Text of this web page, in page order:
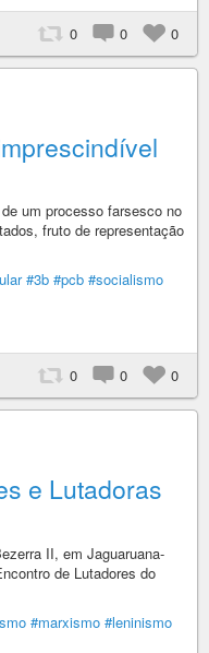
0 0 0
um processo farsesco no
fruto de representação
#3b #pcb #socialismo
0 0 0
e Lutadoras
II, em Jaguaruana-
de Lutadores do
#marxismo #leninismo